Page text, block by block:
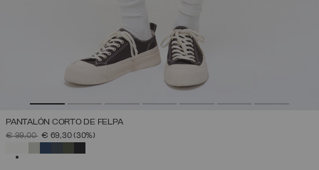
PANTALÓN CORTO DE FELPA
PRECIO REBAJADO DE
€ 99,00A€ 69,30(30%)